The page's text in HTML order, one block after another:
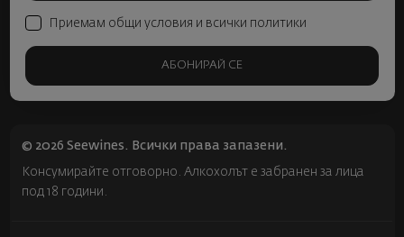
Приемам общи условия и всички политики
АБОНИРАЙ СЕ
© 2026 Seewines. Всички права запазени.
Консумирайте отговорно. Алкохолът е забранен за лица
под 18 години.